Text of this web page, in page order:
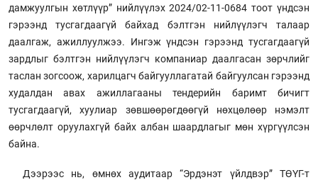
дамжуулгын хөтлүүр” нийлүүлэх 2024/02-11-0684 тоот үндсэн
гэрээнд тусгагдаагүй байхад бэлтгэн нийлүүлэгч талаар
даалгаж, ажиллуулжээ. Ингэж үндсэн гэрээнд тусгагдаагүй
зардлыг бэлтгэн нийлүүлэгч компаниар даалгасан зөрчлийг
таслан зогсоож, харилцагч байгууллагатай байгуулсан гэрээнд
худалдан авах ажиллагааны тендерийн баримт бичигт
тусгагдаагүй, хуулиар зөвшөөрөгдөөгүй нөхцөлөөр нэмэлт
өөрчлөлт оруулахгүй байх албан шаардлагыг мөн хүргүүлсэн
байна.
Дээрээс нь, өмнөх аудитаар “Эрдэнэт үйлдвэр” ТӨҮГ-т